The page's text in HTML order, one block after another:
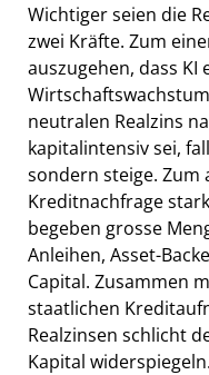
Wichtiger seien die
zwei Kräfte. Zum
auszugehen, dass
neutralen Realzins
kapitalintensiv sei,
sondern steige. Zum
Kreditnachfrage
begeben grosse
Anleihen, Asset-
Capital. Zusammen
staatlichen
Realzinsen schlicht
Kapital widerspiegeln.